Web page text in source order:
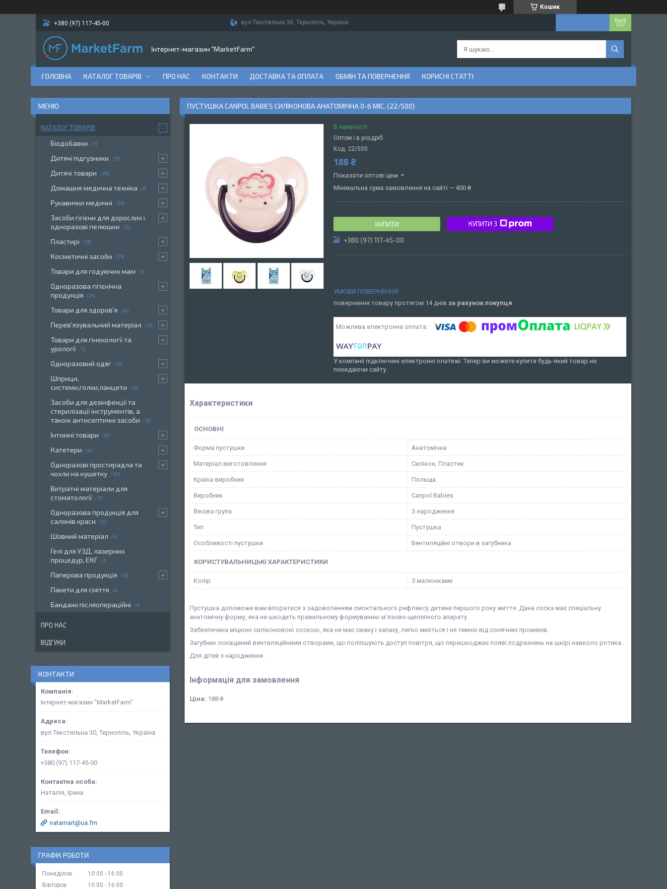
Кошик
+380 (97) 117-45-00 вул.Текстильна 30, Тернопіль, Україна
Інтернет-магазин "MarketFarm"
ГОЛОВНА КАТАЛОГ ТОВАРІВ ПРО НАС КОНТАКТИ ДОСТАВКА ТА ОПЛАТА ОБМІН ТА ПОВЕРНЕННЯ КОРИСНІ СТАТТІ
ПУСТУШКА CANPOL BABIES СИЛІКОНОВА АНАТОМІЧНА 0-6 МІС. (22/500)
В наявності
Оптом і в роздріб
Код: 22/500
188 ₴
Показати оптові ціни
Мінімальна сума замовлення на сайті — 400 ₴
КУПИТИ КУПИТИ З
+380 (97) 117-45-00
повернення товару протягом 14 днів за рахунок покупця
У компанії підключені електронні платежі. Тепер ви можете купити будь-який товар не
покидаючи сайту.
Характеристики
ОСНОВНІ
Форма пустушки Анатомічна
Матеріал виготовлення Силікон, Пластик
Країна виробник Польща
Виробник Canpol Babies
Вікова група З народження
Тип Пустушка
Особливості пустушки Вентиляційні отвори в загубника
КОРИСТУВАЛЬНИЦЬКІ ХАРАКТЕРИСТИКИ
Колір З малюнками
Пустушка допоможе вам впоратися з задоволенням смоктального рефлексу дитини першого року життя. Дана соска має спеціальну
анатомічну форму, яка не шкодить правильному формуванню м'язово-щелепного апарату.
Забезпечена міцною силіконовою соскою, яка не має смаку і запаху, легко миється і не темніє від сонячних променів.
Загубник оснащений вентиляційними отворами, що поліпшують доступ повітря, що перешкоджає появі подразнень на шкірі навколо ротика.
Для дітей з народження.
Інформація для замовлення
Ціна: 188 ₴
КАТАЛОГ ТОВАРІВ
Біодобавки 11
Дитячі підгузники 19
Дитячі товари 86
Домашня медична техніка 8
Рукавички медичні 88
Засоби гігієни для дорослих і
одноразові пелюшки
52
Пластирі 36
Косметичні засоби 39
Товари для годуючих мам 6
Одноразова гігієнічна
продукція
24
Товари для здоров'я 45
Перев'язувальний матеріал 55
Товари для гінекології та
урології
11
Одноразовий одяг 45
Шприци,
системи,голки,ланцети
42
Засоби для дезінфекції та
стерилізації інструментів, а
також антисептичні засоби
10
Інтимні товари 81
Катетери 41
Одноразові простирадла та
чохли на кушетку
101
Витратні матеріали для
стоматології
10
Одноразова продукція для
салонів краси
52
Шовний матеріал 4
Гелі для УЗД, лазерних
процедур, ЕКГ
3
Паперова продукція 18
Пакети для сміття 4
Бандажі післяопераційні 4
ПРО НАС
ВІДГУКИ
КОНТАКТИ
Інтернет-магазин "MarketFarm"
вул.Текстильна 30, Тернопіль, Україна
+380 (97) 117-45-00
Наталія, Ірина
natamart@ua.fm
ГРАФІК РОБОТИ
Понеділок 10:00
16:00
Вівторок
10:00 16:00